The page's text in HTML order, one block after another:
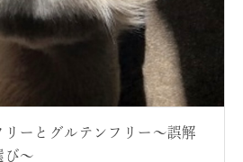
ーとグルテンフリー〜誤解
び〜